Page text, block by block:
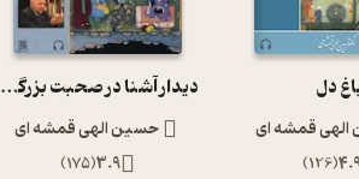
دل
قمشه ای
(
126
)
دیدار آشنا در صحبت بزرگان با دکتر الهی قمشه ای
حسین الهی قمشه ای
3.9
(
175
)